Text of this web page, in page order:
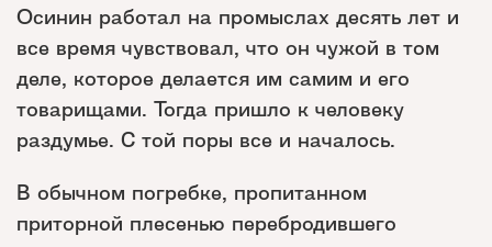
Осинин работал на промыслах десять лет и
все время чувствовал, что он чужой в том
деле, которое делается им самим и его
товарищами. Тогда пришло к человеку
раздумье. С той поры все и началось.
В обычном погребке, пропитанном
приторной плесенью перебродившего